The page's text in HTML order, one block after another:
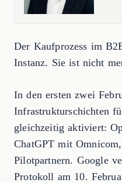
Der Kaufprozess im
Instanz. Sie ist nicht
In den ersten zwei
Infrastrukturschichten
gleichzeitig aktiviert:
ChatGPT mit
Pilotpartnern. Google
Protokoll am 10.